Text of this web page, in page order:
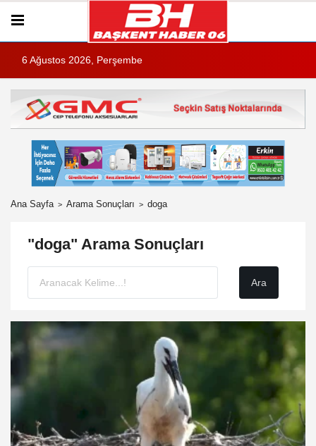
6 Ağustos 2026, Perşembe
Ana Sayfa Arama Sonuçları doga
"doga" Arama Sonuçları